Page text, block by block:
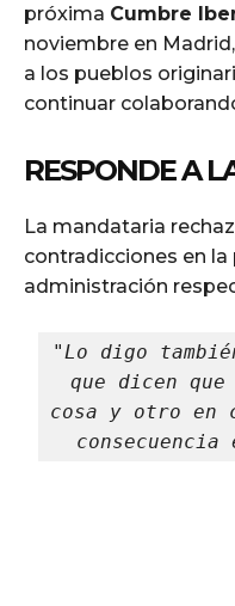
próxima Cumbre
noviembre en
a los pueblos
continuar
RESPONDE A
La mandataria
contradicciones en la
administración
"Lo digo
que dicen que
cosa y otro en
consecuencia